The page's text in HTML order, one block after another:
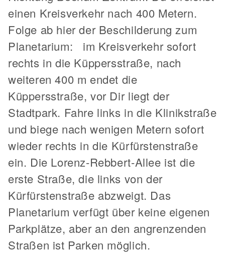
einen Kreisverkehr nach 400 Metern.
Folge ab hier der Beschilderung zum
Planetarium: im Kreisverkehr sofort
rechts in die Küppersstraße, nach
weiteren 400 m endet die
Küppersstraße, vor Dir liegt der
Stadtpark. Fahre links in die Klinikstraße
und biege nach wenigen Metern sofort
wieder rechts in die Kürfürstenstraße
ein. Die Lorenz-Rebbert-Allee ist die
erste Straße, die links von der
Kürfürstenstraße abzweigt. Das
Planetarium verfügt über keine eigenen
Parkplätze, aber an den angrenzenden
Straßen ist Parken möglich.